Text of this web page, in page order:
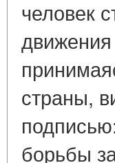
человек
страны,
борьбы